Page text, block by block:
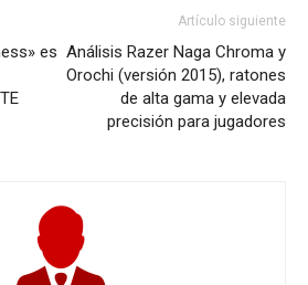
es
Artículo siguiente
Análisis Razer Naga Chroma y
Orochi (versión 2015), ratones
de alta gama y elevada
precisión para jugadores